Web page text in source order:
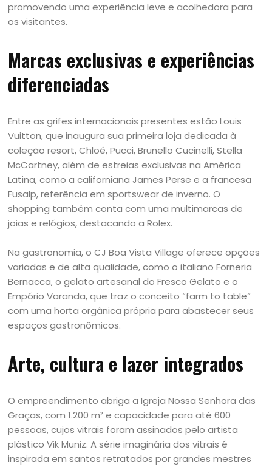
promovendo uma experiência leve e acolhedora para
os visitantes.
Marcas exclusivas e experiências
diferenciadas
Entre as grifes internacionais presentes estão Louis
Vuitton, que inaugura sua primeira loja dedicada à
coleção resort, Chloé, Pucci, Brunello Cucinelli, Stella
McCartney, além de estreias exclusivas na América
Latina, como a californiana James Perse e a francesa
Fusalp, referência em sportswear de inverno. O
shopping também conta com uma multimarcas de
joias e relógios, destacando a Rolex.
Na gastronomia, o CJ Boa Vista Village oferece opções
variadas e de alta qualidade, como o italiano Forneria
Bernacca, o gelato artesanal do Fresco Gelato e o
Empório Varanda, que traz o conceito “farm to table”
com uma horta orgânica própria para abastecer seus
espaços gastronômicos.
Arte, cultura e lazer integrados
O empreendimento abriga a Igreja Nossa Senhora das
Graças, com 1.200 m² e capacidade para até 600
pessoas, cujos vitrais foram assinados pelo artista
plástico Vik Muniz. A série imaginária dos vitrais é
inspirada em santos retratados por grandes mestres